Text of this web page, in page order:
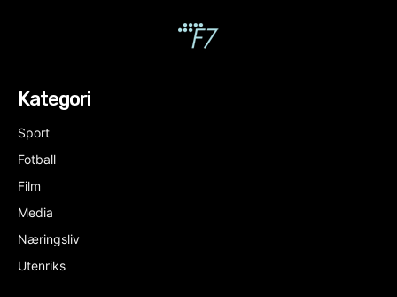
Kategori
Sport
Fotball
Film
Media
Næringsliv
Utenriks